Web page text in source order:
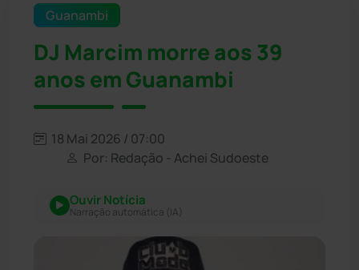
Guanambi
DJ Marcim morre aos 39
anos em Guanambi
18 Mai 2026 / 07:00
Por: Redação - Achei Sudoeste
Ouvir Notícia
Narração automática (IA)